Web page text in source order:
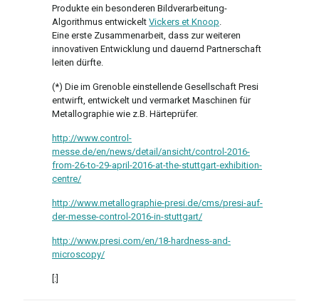
Produkte ein besonderen Bildverarbeitung-
Algorithmus entwickelt Vickers et Knoop
Eine erste Zusammenarbeit, dass zur weiteren
innovativen Entwicklung und dauernd Partnerschaft
leiten dürfte.
(*) Die im Grenoble einstellende Gesellschaft Presi
entwirft, entwickelt und vermarket Maschinen für
Metallographie wie z.B. Härteprüfer.
http://www.control-
messe.de/en/news/detail/ansicht/control-2016-
from-26-to-29-april-2016-at-the-stuttgart-exhibition-
centre/
http://www.metallographie-presi.de/cms/presi-auf-
der-messe-control-2016-in-stuttgart/
http://www.presi.com/en/18-hardness-and-
microscopy/
[:]